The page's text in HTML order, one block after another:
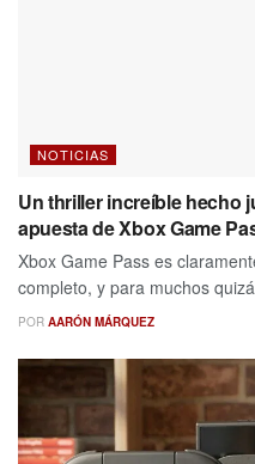
NOTICIAS
Un thriller increíble hecho
apuesta de Xbox Game
Xbox Game Pass es
completo, y para muchos
POR AARÓN MÁRQUEZ